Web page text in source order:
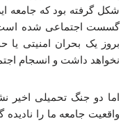
شکل گرفته بود که جامعه
گسست اجتماعی شده
بروز یک بحران امنیتی یا
نخواهد داشت و انسجام
اما دو جنگ تحمیلی اخیر
واقعیت جامعه ما را نادیده